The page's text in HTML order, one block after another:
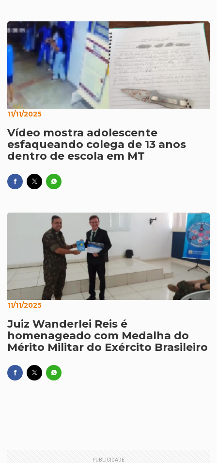
11/11/2025
Vídeo mostra adolescente
esfaqueando colega de 13 anos
dentro de escola em MT
11/11/2025
Juiz Wanderlei Reis é
homenageado com Medalha do
Mérito Militar do Exército Brasileiro
PUBLICIDADE